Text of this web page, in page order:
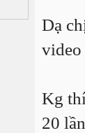
Dạ
Kg
20